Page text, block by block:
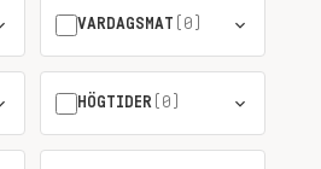
VARDAGSMAT (0)
HÖGTIDER (0)